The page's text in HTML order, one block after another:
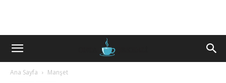
Ana Sayfa Manşet